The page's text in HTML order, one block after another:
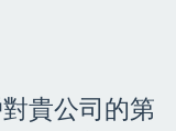
貴公司的第